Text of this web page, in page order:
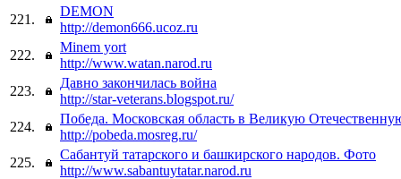
221.
DEMON
http://demon666.ucoz.ru
222.
Minem yort
http://www.watan.narod.ru
223.
Давно закончилась война
http://star-veterans.blogspot.ru/
224.
Победа. Московская область в Великую
http://pobeda.mosreg.ru/
225.
Сабантуй татарского и башкирского народов. Фото
http://www.sabantuytatar.narod.ru